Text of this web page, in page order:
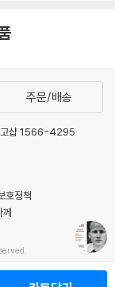
주문/배송
샵 1566-4295
호정책
께